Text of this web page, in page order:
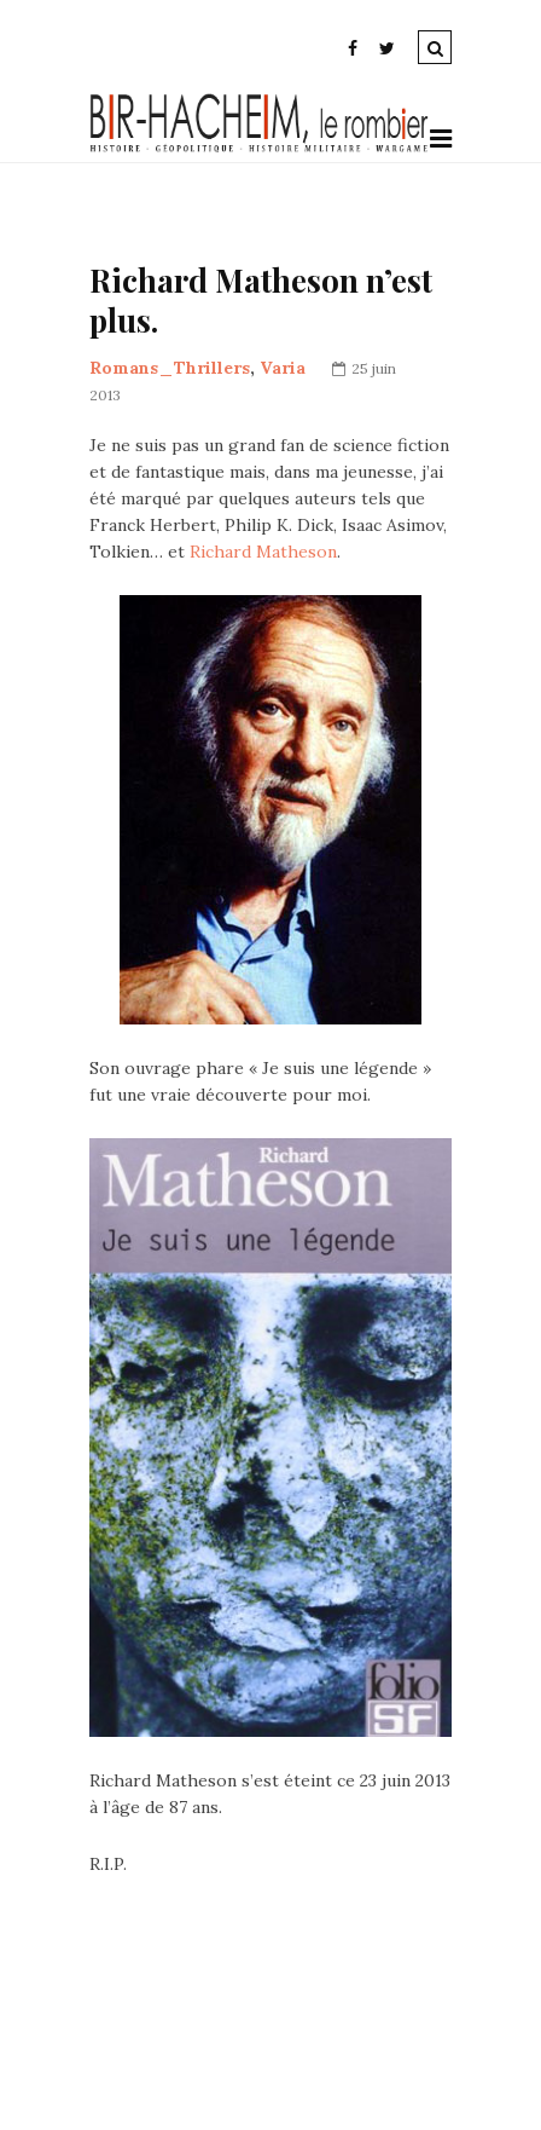
Richard Matheson n’est
plus.
Romans_Thrillers, Varia
25 juin
2013
Je ne suis pas un grand fan de science fiction
et de fantastique mais, dans ma jeunesse, j’ai
été marqué par quelques auteurs tels que
Franck Herbert, Philip K. Dick, Isaac Asimov,
Tolkien… et Richard Matheson.
Son ouvrage phare « Je suis une légende »
fut une vraie découverte pour moi.
Richard Matheson s’est éteint ce 23 juin 2013
à l’âge de 87 ans.
R.I.P.